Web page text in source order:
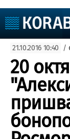
Судоходство
Судоремонт
События
Пресс-релизы
Порты
Образование
Яхты и катера
Еще
21.10.2016 10:40 /
20